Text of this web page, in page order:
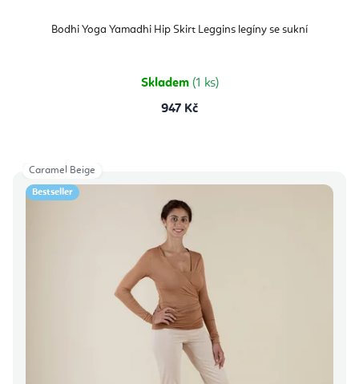
Bodhi Yoga Yamadhi Hip Skirt Leggins legíny se sukní
Skladem (1 ks)
947 Kč
Bestseller
Caramel Beige